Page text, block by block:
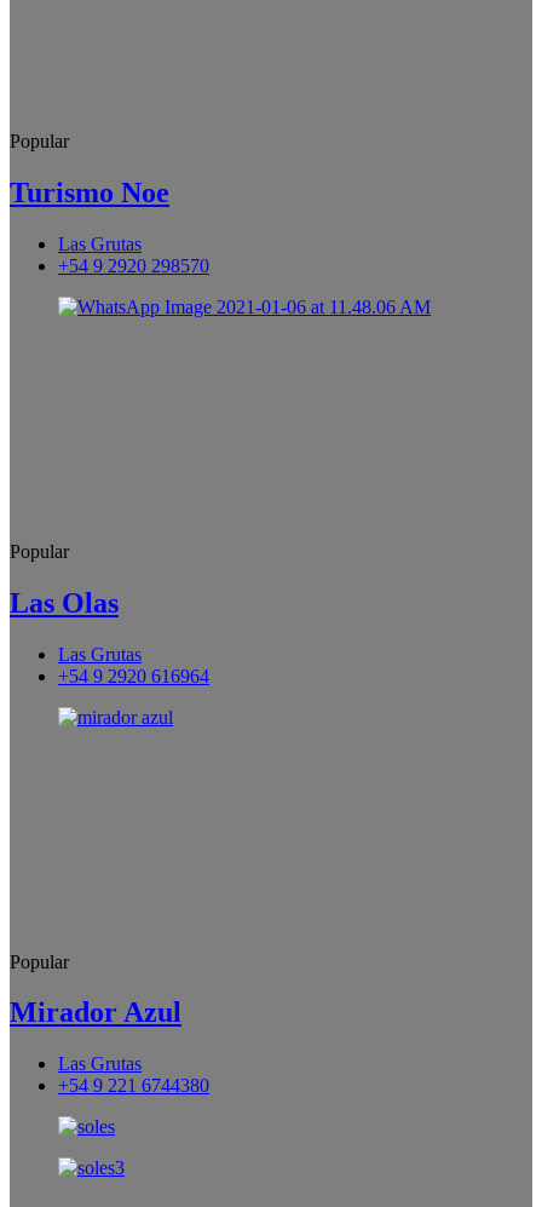
Popular
Turismo Noe
Las Grutas
+54 9 2920 298570
Popular
Las Olas
Las Grutas
+54 9 2920 616964
Popular
Mirador Azul
Las Grutas
+54 9 221 6744380